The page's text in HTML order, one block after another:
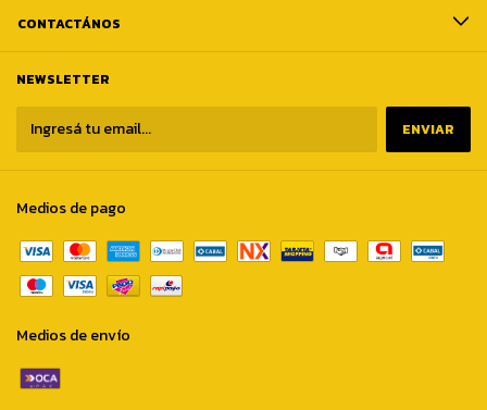
CONTACTÁNOS
NEWSLETTER
Medios de pago
Medios de envío